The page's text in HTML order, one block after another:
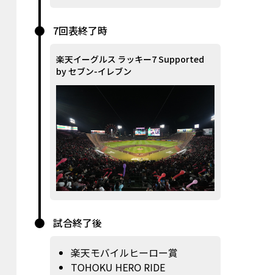
7回表終了時
楽天イーグルス ラッキー7 Supported
by セブン-イレブン
試合終了後
楽天モバイルヒーロー賞
TOHOKU HERO RIDE